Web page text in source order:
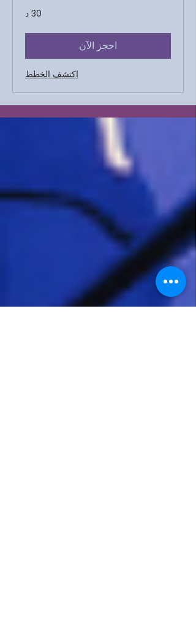
30 د
احجز الآن
اكتشف الخطط